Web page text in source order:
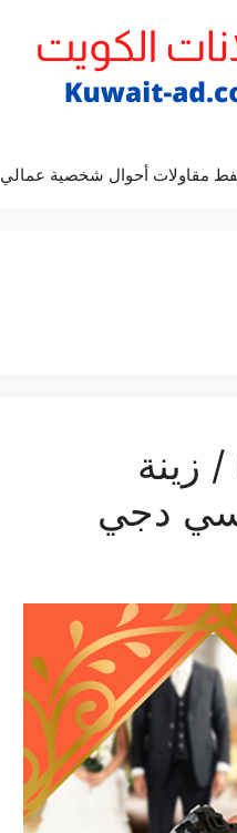
مقاولات أحوال شخصية عمالي
رقم مكتب أفراح السلام / 69694474 / زينة
دجي